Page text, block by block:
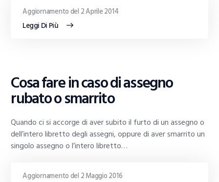
Leggi Di Più
Aggiornamento del 2 Aprile 2014
AL
TRADING
Cosa fare in caso di assegno
rubato o smarrito
Quando ci si accorge di aver subito il furto di un assegno o
dell’intero libretto degli assegni, oppure di aver smarrito un
singolo assegno o l’intero libretto…
Aggiornamento del 2 Maggio 2016